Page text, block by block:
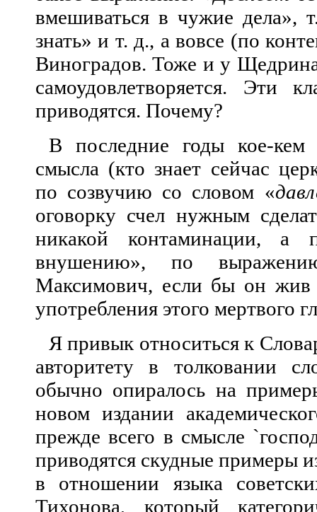
вмешиваться в чужие дела»,
знать» и т. д., а вовсе (по
Виноградов. Тоже и у
самоудовлетворяется. Эти
приводятся. Почему?
В последние годы кое-кем
смысла (кто знает сейчас
по созвучию со словом «
оговорку счел нужным
никакой контаминации, а
внушению», по
Максимович, если бы он жив
употребления этого мертвого
Я привык относиться к
авторитету в толковании
обычно опиралось на
новом издании
прежде всего в смысле
приводятся скудные примеры
в отношении языка
Тихонова, который